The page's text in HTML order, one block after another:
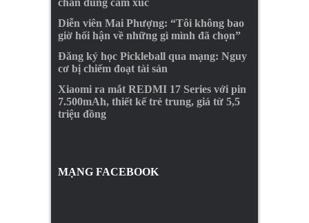
chân dung cảm xúc
Diễn viên Mai Phượng: “Tôi không bao
giờ hối hận về những gì mình đã chọn”
Đăng ký học Pickleball qua mạng: Nguy
cơ bị chiếm đoạt tài sản
Xiaomi ra mắt REDMI 17 Series với pin
7.500mAh, thiết kế trẻ trung, giá từ 5,5
triệu đồng
MẠNG FACEBOOK